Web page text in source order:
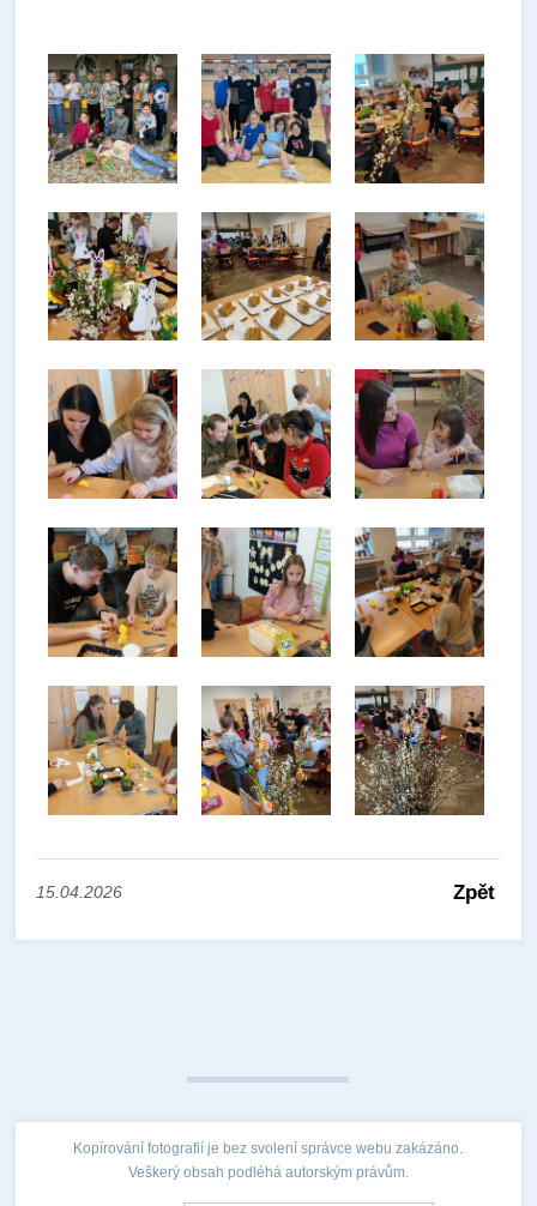
15.04.2026 Zpět
Kopírování fotografií je bez svolení správce webu zakázáno.
Veškerý obsah podléhá autorským právům.